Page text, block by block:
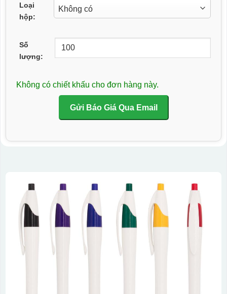
Loại
hộp:
Số
lượng:
Không có chiết khấu cho đơn hàng này.
Gửi Báo Giá Qua Email